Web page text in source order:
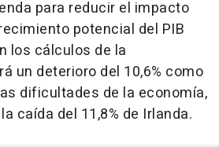
para reducir el impacto
potencial del PIB
los cálculos de la
un deterioro del 10,6% como
dificultades de la economía,
caída del 11,8% de Irlanda.